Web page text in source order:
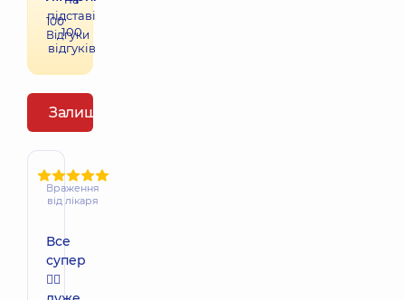
100
Відгуки
підставі
100
відгуків
Залишити відгук
Враження
від лікаря
Все
супер
👍🏻